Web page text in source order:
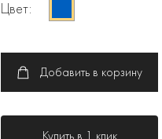
Цвет:
Добавить в корзину
Купить в 1 клик